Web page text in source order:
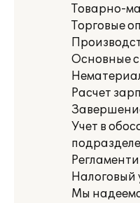
Товарно-
Торговые
Основные
Расчет
Учет в
Налоговый
Мы